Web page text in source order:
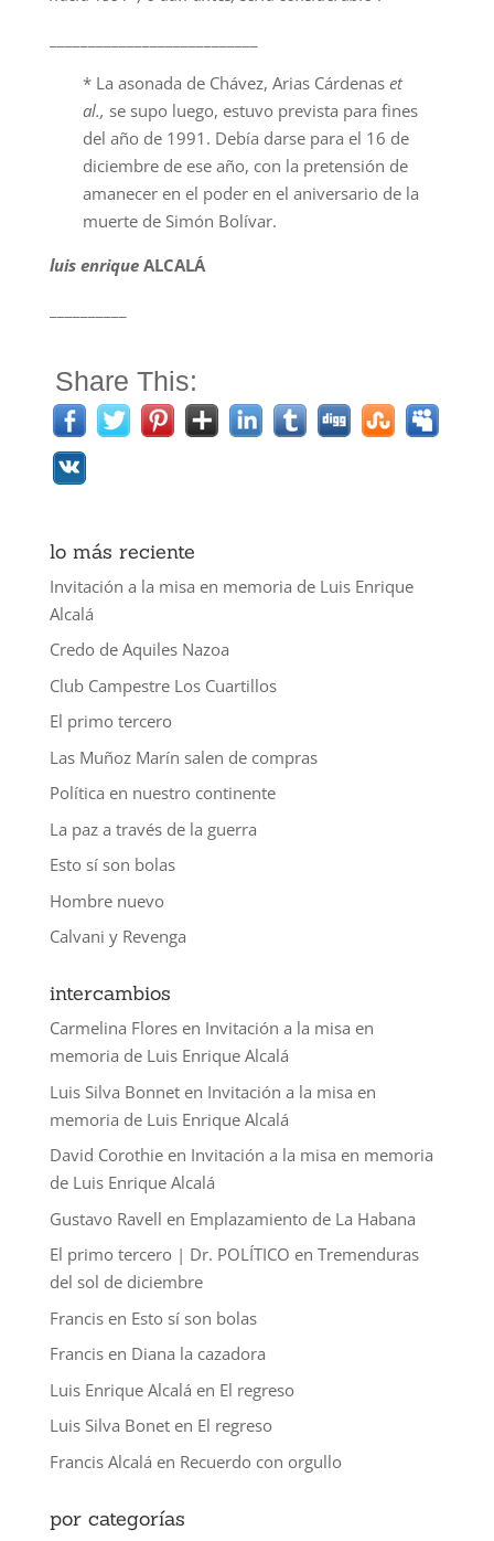
* La asonada de Chávez, Arias Cárdenas et
al., se supo luego, estuvo prevista para fines
del año de 1991. Debía darse para el 16 de
diciembre de ese año, con la pretensión de
amanecer en el poder en el aniversario de la
muerte de Simón Bolívar.
luis enriqueALCALÁ
Share This:
lo más reciente
Invitación a la misa en memoria de Luis Enrique
Alcalá
Credo de Aquiles Nazoa
Club Campestre Los Cuartillos
El primo tercero
Las Muñoz Marín salen de compras
Política en nuestro continente
La paz a través de la guerra
Esto sí son bolas
Hombre nuevo
Calvani y Revenga
intercambios
Carmelina Floresen Invitación a la misa en
memoria de Luis Enrique Alcalá
Luis Silva Bonneten Invitación a la misa en
memoria de Luis Enrique Alcalá
David Corothieen Invitación a la misa en memoria
de Luis Enrique Alcalá
Gustavo Ravell en Emplazamiento de La Habana
El primo tercero | Dr. POLÍTICO en Tremenduras
del sol de diciembre
Francisen Esto sí son bolas
Francisen Diana la cazadora
Luis Enrique Alcalá en El regreso
Luis Silva Boneten El regreso
Francis Alcalá en Recuerdo con orgullo
por categorías